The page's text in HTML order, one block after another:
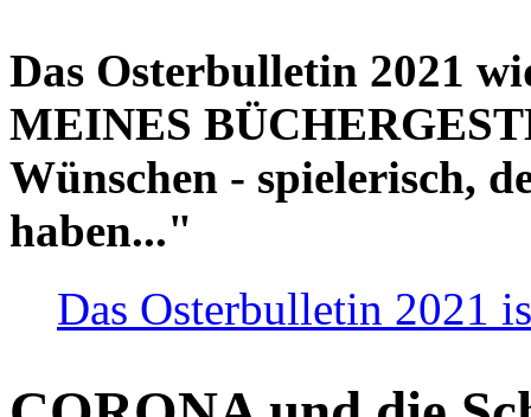
Das Osterbulletin 2021
MEINES
Wünschen - spielerisch,
haben..."
Das Osterbulletin 2021